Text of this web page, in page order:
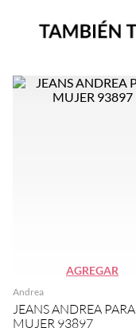
AGREGAR
Andrea
JEANS ANDREA PARA
MUJER 93897